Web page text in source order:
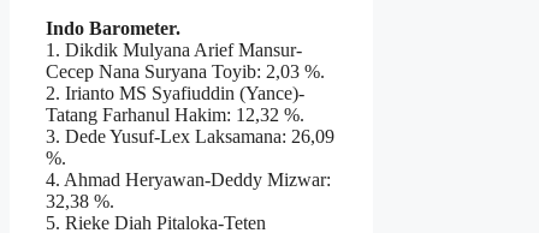
Indo Barometer.
1. Dikdik Mulyana Arief Mansur-
Cecep Nana Suryana Toyib: 2,03 %.
2. Irianto MS Syafiuddin (Yance)-
Tatang Farhanul Hakim: 12,32 %.
3. Dede Yusuf-Lex Laksamana: 26,09
%.
4. Ahmad Heryawan-Deddy Mizwar:
32,38 %.
5. Rieke Diah Pitaloka-Teten